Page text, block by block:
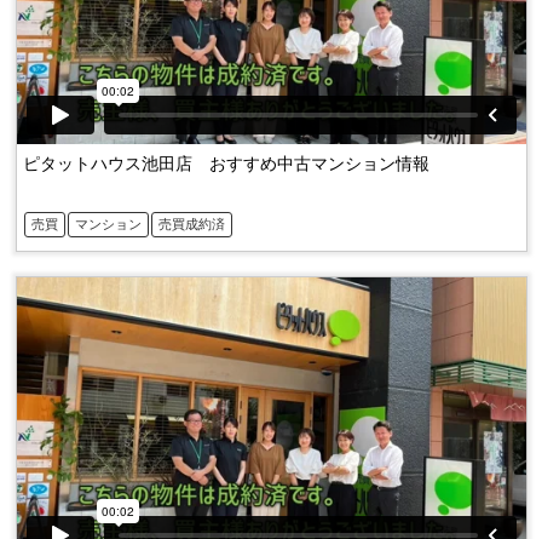
売買 マンション 売買成約済
ピタットハウス池田店 おすすめ中古マンション情報